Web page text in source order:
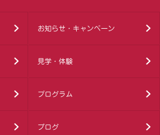
お知らせ・キャンペーン
見学・体験
プログラム
ブログ